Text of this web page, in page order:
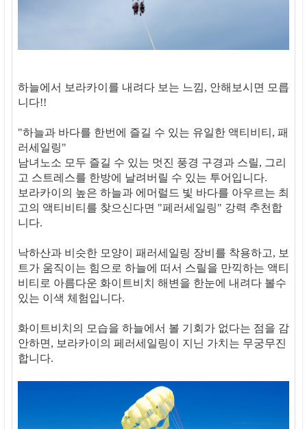
하늘에서 보라카이를 내려다 보는 느낌, 안해보시면 모릅
니다!!
"하늘과 바다를 한번에 즐길 수 있는 유일한 액티비티, 패
러세일링"
남녀노소 모두 즐길 수 있는 멋진 풍경 구경과 스릴, 그리
고 스트레스를 한방에 날려버릴 수 있는 투어입니다.
보라카이의 높은 하늘과 에머럴드 빛 바다를 아우르는 최
고의 액티비티를 찾으신다면 "페러세일링" 강력 추천합
니다.
낙하산과 비슷한 모양이 패러세일링 장비를 착용하고, 보
트가 움직이는 힘으로 하늘에 떠서 스릴을 만끽하는 액티
비티로 아름다운 화이트비치 해변을 한눈에 내려다 볼수
있는 이색 체험입니다.
화이트비치의 모습을 하늘에서 볼 기회가 없다는 점을 감
안하면, 보라카이의 페러세일링이 지닌 가치는 무궁무진
합니다.